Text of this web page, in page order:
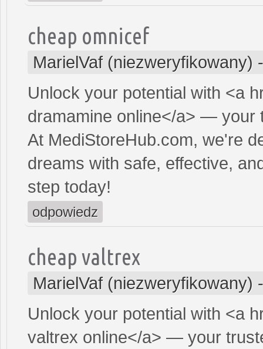
cheap omnicef
MarielVaf (niezweryfikowany)
Unlock your potential with <a
dramamine online</a> — your
At MediStoreHub.com, we're
dreams with safe, effective,
step today!
odpowiedz
cheap valtrex
MarielVaf (niezweryfikowany)
Unlock your potential with <a
valtrex online</a> — your